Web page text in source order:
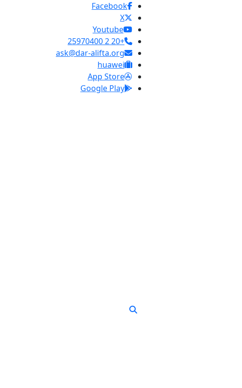
Facebook
X
Youtube
+20 2 25970400
ask@dar-alifta.org
huawei
App Store
Google Play